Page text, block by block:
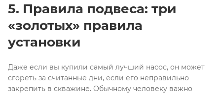
5. Правила подвеса: три
«золотых» правила
установки
Даже если вы купили самый лучший насос, он может
сгореть за считанные дни, если его неправильно
закрепить в скважине. Обычному человеку важно